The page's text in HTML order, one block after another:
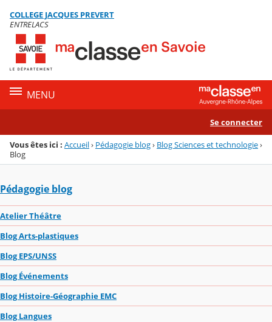
Menu de la rubrique
Contenu
COLLEGE JACQUES PREVERT
ENTRELACS
MENU
Se connecter
Vous êtes ici : Accueil› Pédagogie blog› Blog Sciences et technologie›
Blog
Pédagogie blog
Atelier Théâtre
Blog Arts-plastiques
Blog EPS/UNSS
Blog Événements
Blog Histoire-Géographie EMC
Blog Langues